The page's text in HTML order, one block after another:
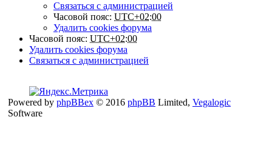
Связаться с администрацией
Часовой пояс: UTC+02:00
Удалить cookies форума
Часовой пояс: UTC+02:00
Удалить cookies форума
Связаться с администрацией
Powered by phpBBex © 2016 phpBB Limited, Vegalogic
Software